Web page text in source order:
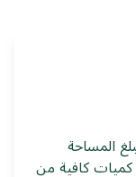
المساحة
كميات كافية من